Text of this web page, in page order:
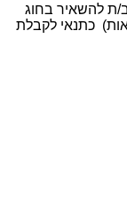
ת להשאיר בחוג
כתנאי לקבלת